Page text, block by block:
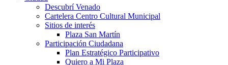
Descubrí Venado
Cartelera Centro Cultural Municipal
Sitios de interés
Plaza San Martín
Participación Ciudadana
Plan Estratégico Participativo
Quiero a Mi Plaza